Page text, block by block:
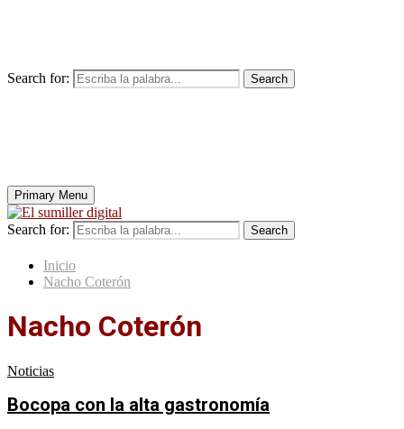
Search for: Search
Primary Menu
Search for: Search
Inicio
Nacho Coterón
Nacho Coterón
Noticias
Bocopa con la alta gastronomía